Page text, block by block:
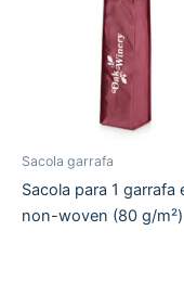
Sacola garrafa
Sacola para 1 garrafa
non-woven (80 g/m²)